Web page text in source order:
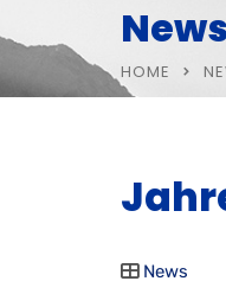
HOME
News